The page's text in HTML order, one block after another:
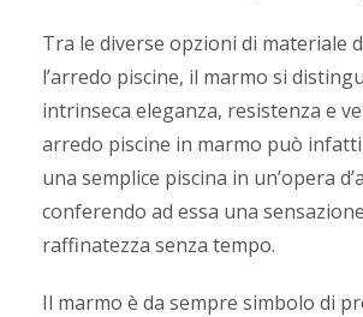
Tra le diverse opzioni di materiale
l’arredo piscine, il marmo si
intrinseca eleganza, resistenza e
arredo piscine in marmo può
una semplice piscina in un’opera
conferendo ad essa una
raffinatezza senza tempo.
Il marmo è da sempre simbolo di